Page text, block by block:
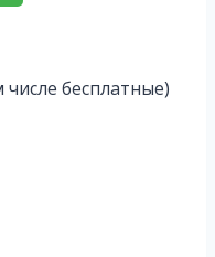
бесплатные)